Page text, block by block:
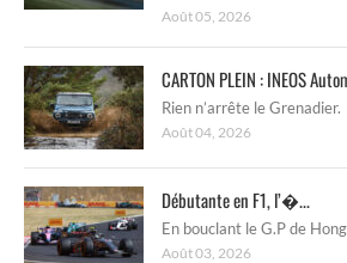
Août 05, 2026
CARTON PLEIN : INEOS
Rien n’arrête le Grenadier.
Août 04, 2026
Débutante en F1, l’�...
En bouclant le G.P de
Août 03, 2026